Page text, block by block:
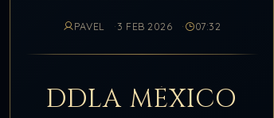
PAVEL 3 FEB 2026 07:32
DDLA MÉXICO